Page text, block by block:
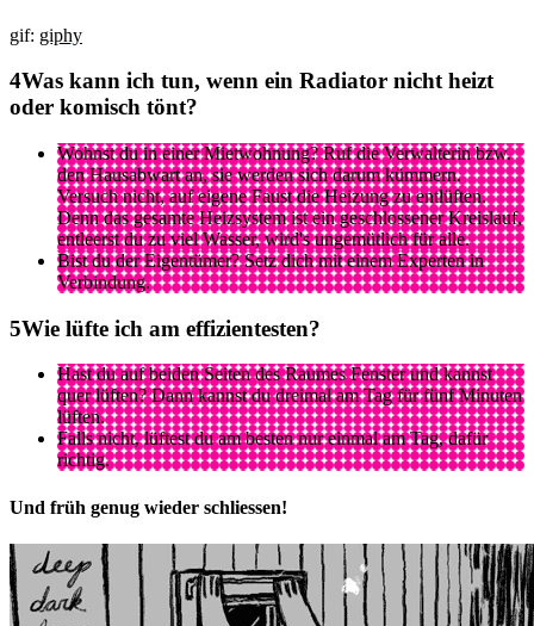
gif: giphy
Was kann ich tun, wenn ein Radiator nicht heizt
oder komisch tönt?
Wohnst du in einer Mietwohnung? Ruf die Verwalterin bzw.
den Hausabwart an, sie werden sich darum kümmern.
Versuch nicht, auf eigene Faust die Heizung zu entlüften.
Denn das gesamte Heizsystem ist ein geschlossener Kreislauf,
entleerst du zu viel Wasser, wird's ungemütlich für alle.
Bist du der Eigentümer? Setz dich mit einem Experten in
Verbindung.
Wie lüfte ich am effizientesten?
Hast du auf beiden Seiten des Raumes Fenster und kannst
quer lüften? Dann kannst du dreimal am Tag für fünf Minuten
lüften.
Falls nicht, lüftest du am besten nur einmal am Tag, dafür
richtig.
Und früh genug wieder schliessen!